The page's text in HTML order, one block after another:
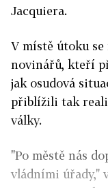
Jacquiera.
V místě útoku
novinářů, kteří
jak osudová
přiblížili tak
války.
"Po městě nás
vládními úřady,"